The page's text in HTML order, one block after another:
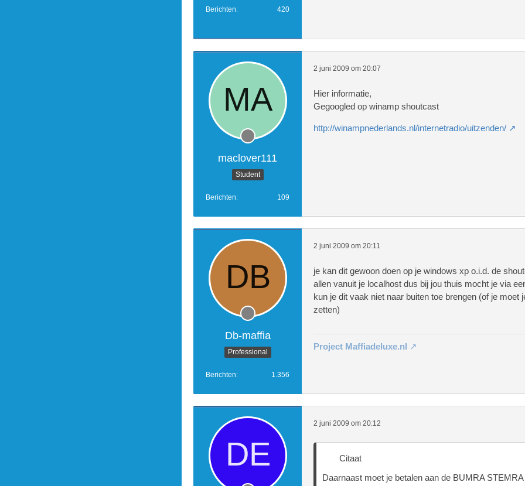
Berichten 420
maclover111
Student
Berichten 109
2 juni 2009 om 20:07
Hier informatie,
Gegoogled op winamp shoutcast
http://winampnederlands.nl/internetradio/uitzenden/
Db-maffia
Professional
Berichten 1.356
2 juni 2009 om 20:11
je kan dit gewoon doen op je windows xp o.i.d. de
allen vanuit je localhost dus bij jou thuis mocht je via
kun je dit vaak niet naar buiten toe brengen (of je moet
zetten)
Project Maffiadeluxe.nl
2 juni 2009 om 20:12
Citaat
Daarnaast moet je betalen aan de BUMRA